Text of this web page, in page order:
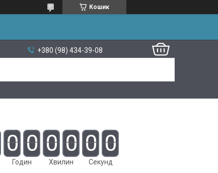
Кошик
+380 (98) 434-39-08
0 0
Годин
0 0
Хвилин
0 0
Секунд